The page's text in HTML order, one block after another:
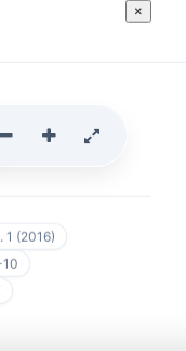
×
1 (2016)